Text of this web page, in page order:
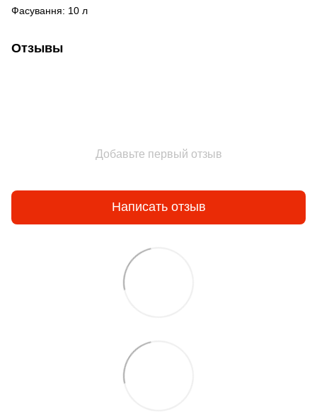
Фасування: 10 л
Отзывы
Добавьте первый отзыв
Написать отзыв